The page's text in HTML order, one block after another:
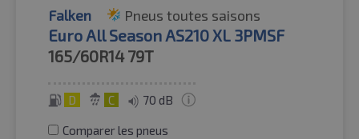
Falken Pneus toutes saisons
Euro All Season AS210 XL 3PMSF
165/60R14 79T
D C 70 dB
Comparer les pneus